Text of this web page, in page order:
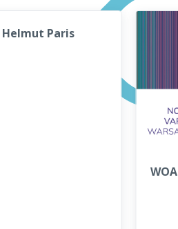
Helmut Paris